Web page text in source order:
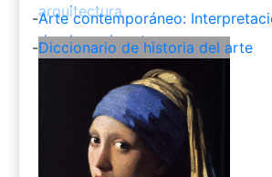
arquitectura
-Arte contemporáneo:
de obras de arte
-Diccionario de historia del arte